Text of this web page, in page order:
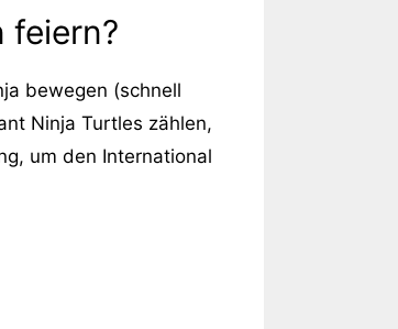
feiern?
bewegen (schnell
Ninja Turtles zählen,
um den International